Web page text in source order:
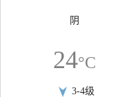
阴
24°C
3-4级